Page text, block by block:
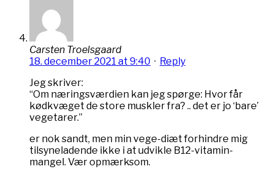
Carsten Troelsgaard
18. december 2021 at 9:40 · Reply
Jeg skriver:
“Om næringsværdien kan jeg spørge: Hvor får
kødkvæget de store muskler fra? .. det er jo ‘bare’
vegetarer.”
er nok sandt, men min vege-diæt forhindre mig
tilsyneladende ikke i at udvikle B12-vitamin-
mangel. Vær opmærksom.